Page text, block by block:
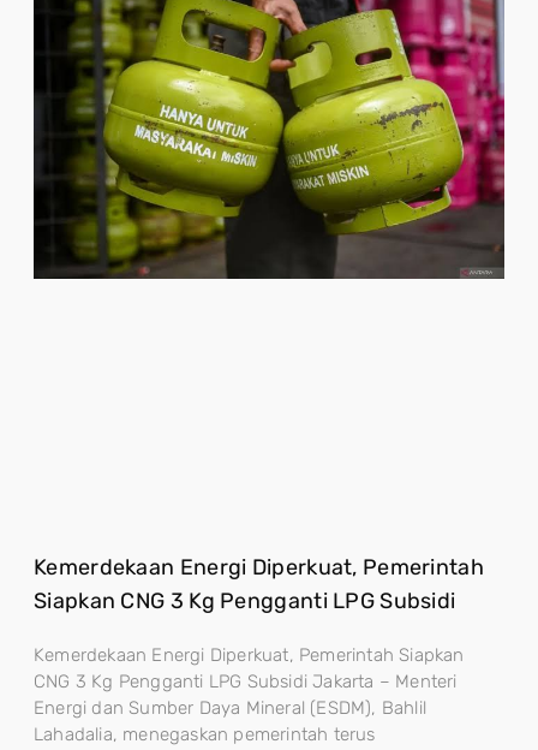
Kemerdekaan Energi Diperkuat, Pemerintah
Siapkan CNG 3 Kg Pengganti LPG Subsidi
Kemerdekaan Energi Diperkuat, Pemerintah Siapkan
CNG 3 Kg Pengganti LPG Subsidi Jakarta – Menteri
Energi dan Sumber Daya Mineral (ESDM), Bahlil
Lahadalia, menegaskan pemerintah terus